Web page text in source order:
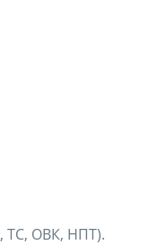
ТС, ОВК, НПТ).